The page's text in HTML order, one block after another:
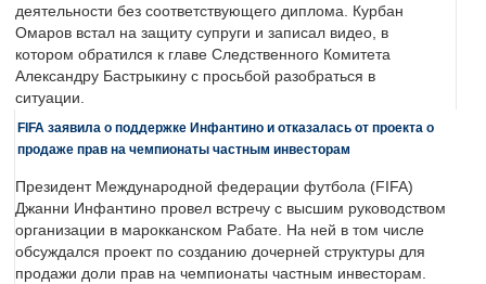
деятельности без соответствующего диплома. Курбан
Омаров встал на защиту супруги и записал видео, в
котором обратился к главе Следственного Комитета
Александру Бастрыкину с просьбой разобраться в
ситуации.
FIFA заявила о поддержке Инфантино и отказалась от проекта о
продаже прав на чемпионаты частным инвесторам
Президент Международной федерации футбола (FIFA)
Джанни Инфантино провел встречу с высшим руководством
организации в марокканском Рабате. На ней в том числе
обсуждался проект по созданию дочерней структуры для
продажи доли прав на чемпионаты частным инвесторам.